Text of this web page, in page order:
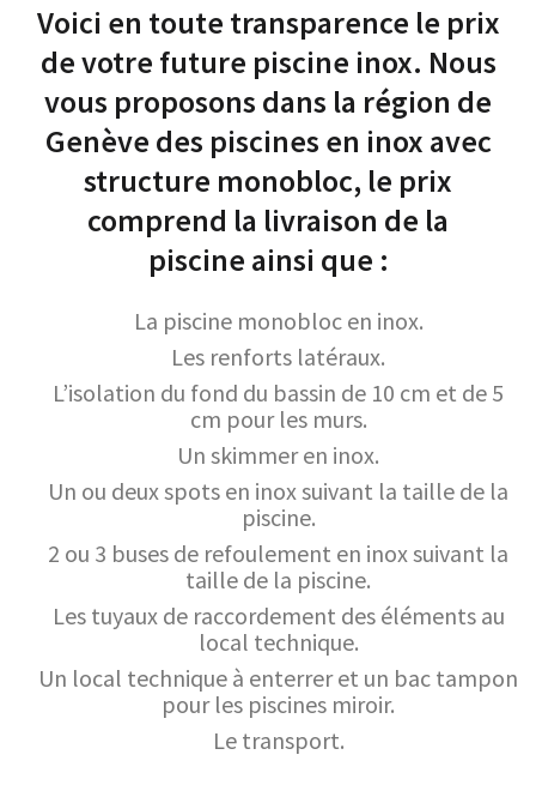
Voici en toute transparence le prix
de votre future piscine inox. Nous
vous proposons dans la région de
Genève des piscines en inox avec
structure monobloc, le prix
comprend la livraison de la
piscine ainsi que :
La piscine monobloc en inox.
Les renforts latéraux.
L’isolation du fond du bassin de 10 cm et de 5
cm pour les murs.
Un skimmer en inox.
Un ou deux spots en inox suivant la taille de la
piscine.
2 ou 3 buses de refoulement en inox suivant la
taille de la piscine.
Les tuyaux de raccordement des éléments au
local technique.
Un local technique à enterrer et un bac tampon
pour les piscines miroir.
Le transport.